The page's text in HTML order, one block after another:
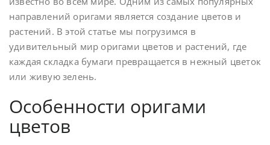
направлений оригами является создание цветов и
растений. В этой статье мы погрузимся в
удивительный мир оригами цветов и растений, где
каждая складка бумаги превращается в нежный цветок
или живую зелень.
Особенности оригами
цветов